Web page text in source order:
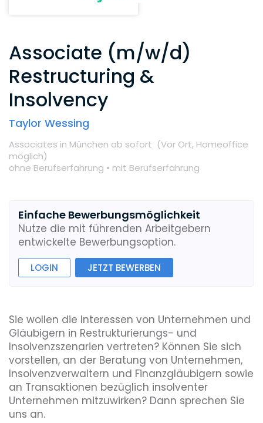
Associate (m/w/d)
Restructuring &
Insolvency
Taylor Wessing
Associates in München ab sofort (Vor Ort, Homeoffice
möglich)
ohne Berufserfahrung • mit Berufserfahrung
Einfache Bewerbungsmöglichkeit
Nutze die mit führenden Arbeitgebern
entwickelte Bewerbungsoption.
LOGIN JETZT BEWERBEN
Sie wollen die Interessen von Unternehmen und
Gläubigern in Restrukturierungs- und
Insolvenzszenarien vertreten? Können Sie sich
vorstellen, an der Beratung von Unternehmen,
Insolvenzverwaltern und Finanzgläubigern sowie
an Transaktionen bezüglich insolventer
Unternehmen mitzuwirken? Dann sprechen Sie
uns an.